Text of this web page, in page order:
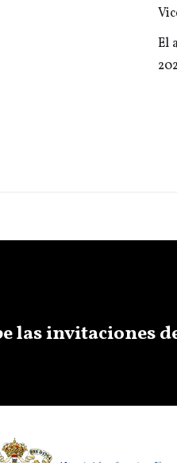
El
las invitaciones